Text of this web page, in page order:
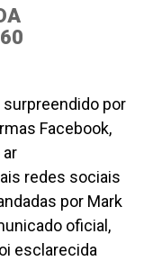
por
Facebook,
redes sociais
por Mark
oficial,
esclarecida